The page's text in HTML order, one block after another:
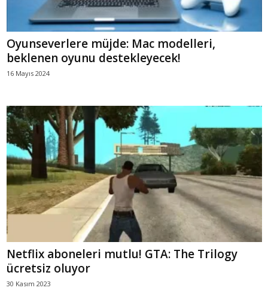
Oyunseverlere müjde: Mac modelleri,
beklenen oyunu destekleyecek!
16 Mayıs 2024
Netflix aboneleri mutlu! GTA: The Trilogy
ücretsiz oluyor
30 Kasım 2023